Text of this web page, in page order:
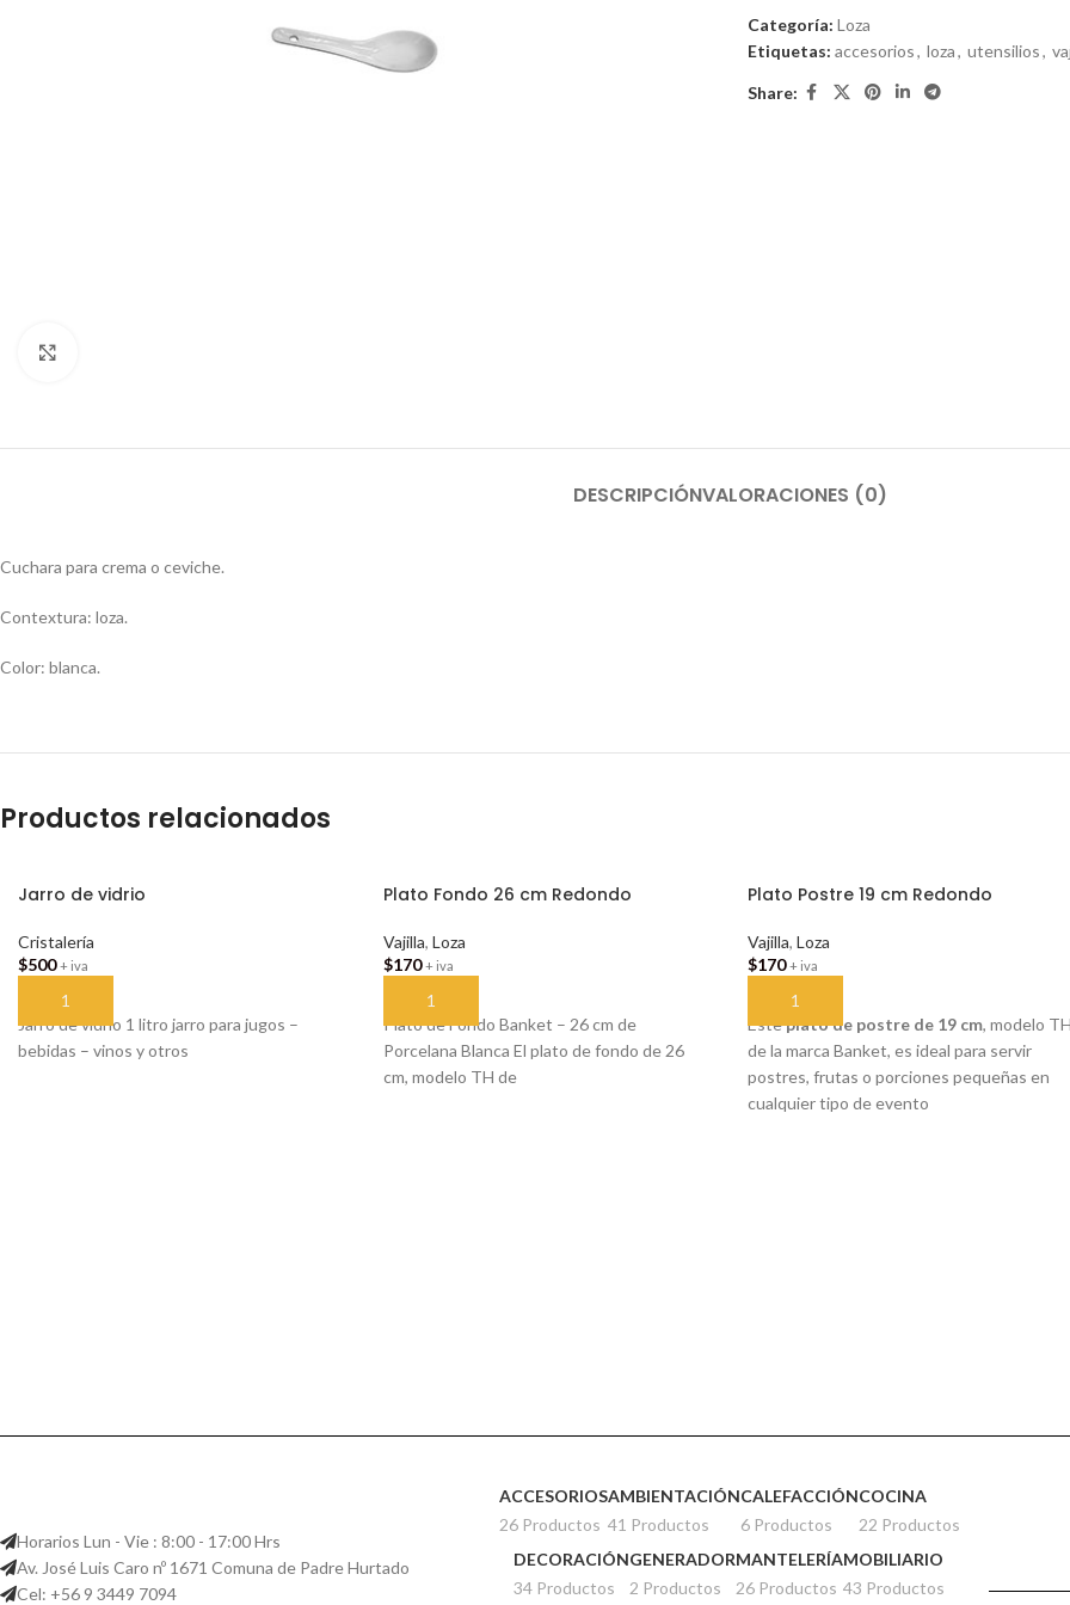
Categoría: Loza
Etiquetas: accesorios, loza, utensilios,
Share:
DESCRIPCIÓNVALORACIONES (0)
Cuchara para crema o ceviche.
Contextura: loza.
Color: blanca.
Productos relacionados
Jarro de vidrio
Cristalería
$500 + iva
AÑADIR AL CARRITO
Jarro de vidrio 1 litro jarro para jugos –
bebidas – vinos y otros
Plato Fondo 26 cm Redondo
Vajilla, Loza
$170 + iva
AÑADIR AL CARRITO
Plato de Fondo Banket – 26 cm de
Porcelana Blanca El plato de fondo de 26
cm, modelo TH de
Plato Postre 19 cm Redondo
Vajilla, Loza
$170 + iva
AÑADIR AL CARRITO
Esteplato de postre de 19 cm, modelo
de la marca Banket, es ideal para servir
postres, frutas o porciones pequeñas en
cualquier tipo de evento
Horarios Lun - Vie : 8:00 - 17:00 Hrs
Av. José Luis Caro nº 1671 Comuna de Padre Hurtado
Cel: +56 9 3449 7094
ACCESORIOS
26 Productos
AMBIENTACIÓN
41 Productos
CALEFACCIÓN
6 Productos
COCINA
22 Productos
DECORACIÓN
34 Productos
GENERADOR
2 Productos
MANTELERÍA
26 Productos
MOBILIARIO
43 Productos